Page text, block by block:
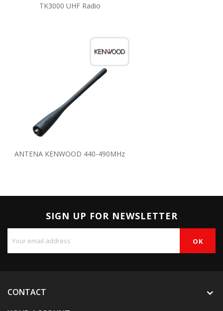
TK3000 UHF Radio
ANTENA KENWOOD 440-490MHz
SIGN UP FOR NEWSLETTER
CONTACT